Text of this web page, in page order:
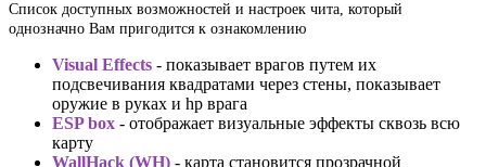
Список доступных возможностей и настроек чита, который
однозначно Вам пригодится к ознакомлению
Visual Effects - показывает врагов путем их
подсвечивания квадратами через стены, показывает
оружие в руках и hp врага
ESP box - отображает визуальные эффекты сквозь всю
карту
WallHack (WH) - карта становится прозрачной